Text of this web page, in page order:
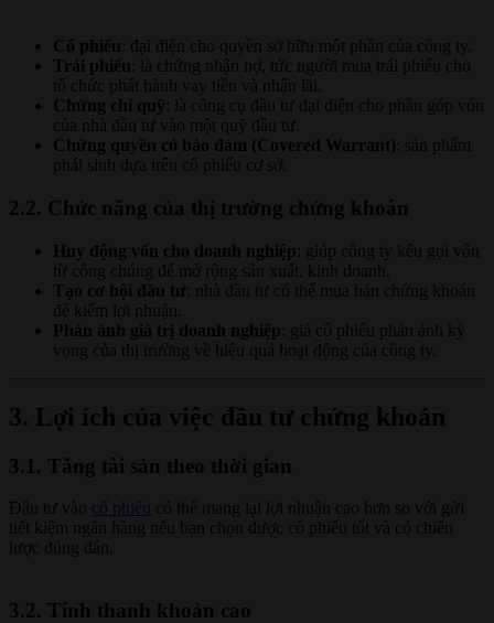
Cổ phiếu
: đại diện cho quyền sở hữu một phần của công ty.
Trái phiếu
: là chứng nhận nợ, tức người mua trái phiếu cho
tổ chức phát hành vay tiền và nhận lãi.
Chứng chỉ quỹ
: là công cụ đầu tư đại diện cho phần góp vốn
của nhà đầu tư vào một quỹ đầu tư.
Chứng quyền có bảo đảm (Covered Warrant) : sản phẩm
phái sinh dựa trên cổ phiếu cơ sở.
2.2. Chức năng của thị trường chứng khoán
Huy động vốn cho doanh nghiệp : giúp công ty kêu gọi vốn
từ công chúng để mở rộng sản xuất, kinh doanh.
Tạo cơ hội đầu tư : nhà đầu tư có thể mua bán chứng khoán
để kiếm lợi nhuận.
Phản ánh giá trị doanh nghiệp : giá cổ phiếu phản ánh kỳ
vọng của thị trường về hiệu quả hoạt động của công ty.
3. Lợi ích của việc đầu tư chứng khoán
3.1. Tăng tài sản theo thời gian
Đầu tư vào cổ phiếu
có thể mang lại lợi nhuận cao hơn so với gửi
tiết kiệm ngân hàng nếu bạn chọn được cổ phiếu tốt và có chiến
lược đúng đắn.
3.2. Tính thanh khoản cao